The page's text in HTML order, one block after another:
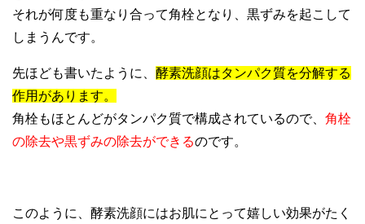
それが何度も重なり合って角栓となり、黒ずみを起こして
しまうんです。
先ほども書いたように、 酵素洗顔はタンパク質を分解する
作用があります。
角栓もほとんどがタンパク質で構成されているので、 角栓
の除去や黒ずみの除去ができるのです。
このように、酵素洗顔にはお肌にとって嬉しい効果がたく